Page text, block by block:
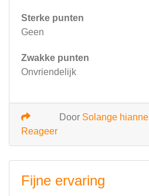
Sterke punten
Geen
Zwakke punten
Onvriendelijk
Door Solange hianne
Reageer
Fijne ervaring